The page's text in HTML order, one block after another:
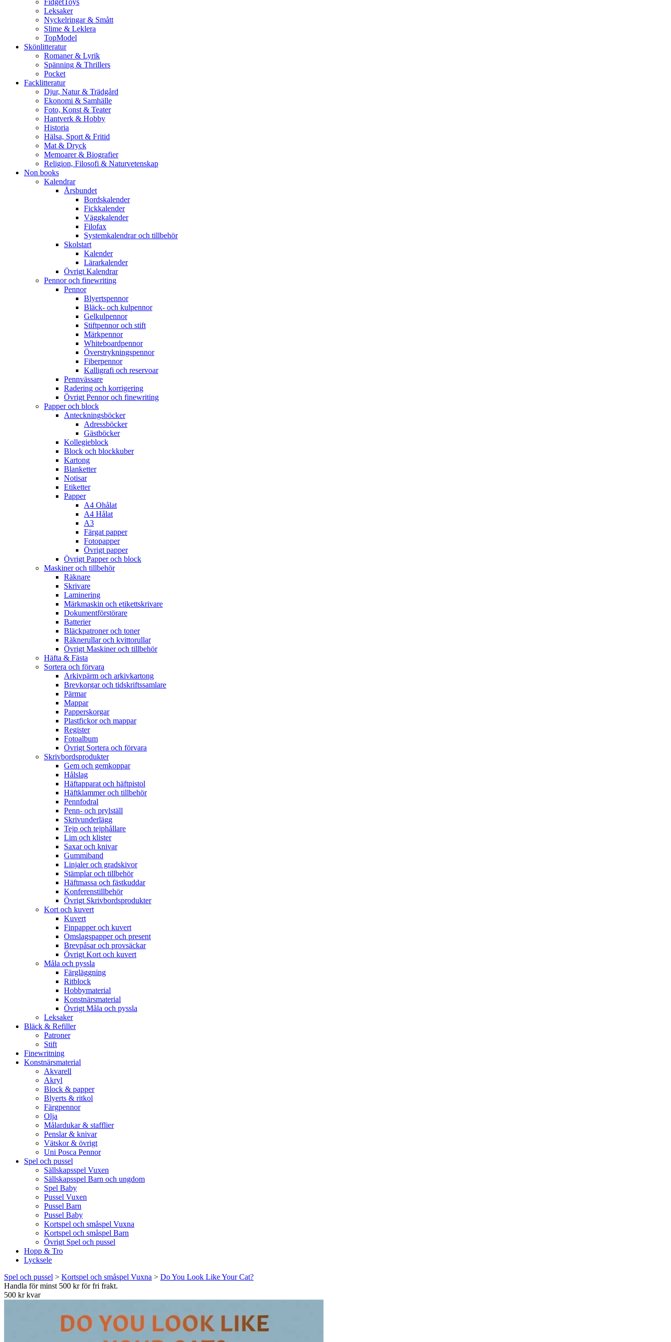
FidgetToys
Leksaker
Nyckelringar & Smått
Slime & Leklera
TopModel
Skönlitteratur
Romaner & Lyrik
Spänning & Thrillers
Pocket
Facklitteratur
Djur, Natur & Trädgård
Ekonomi & Samhälle
Foto, Konst & Teater
Hantverk & Hobby
Historia
Hälsa, Sport & Fritid
Mat & Dryck
Memoarer & Biografier
Religion, Filosofi & Naturvetenskap
Non books
Kalendrar
Årsbundet
Bordskalender
Fickkalender
Väggkalender
Filofax
Systemkalendrar och tillbehör
Skolstart
Kalender
Lärarkalender
Övrigt Kalendrar
Pennor och finewriting
Pennor
Blyertspennor
Bläck- och kulpennor
Gelkulpennor
Stiftpennor och stift
Märkpennor
Whiteboardpennor
Överstrykningspennor
Fiberpennor
Kalligrafi och reservoar
Pennvässare
Radering och korrigering
Övrigt Pennor och finewriting
Papper och block
Anteckningsböcker
Adressböcker
Gästböcker
Kollegieblock
Block och blockkuber
Kartong
Blanketter
Notisar
Etiketter
Papper
A4 Ohålat
A4 Hålat
A3
Färgat papper
Fotopapper
Övrigt papper
Övrigt Papper och block
Maskiner och tillbehör
Räknare
Skrivare
Laminering
Märkmaskin och etikettskrivare
Dokumentförstörare
Batterier
Bläckpatroner och toner
Räknerullar och kvittorullar
Övrigt Maskiner och tillbehör
Häfta & Fästa
Sortera och förvara
Arkivpärm och arkivkartong
Brevkorgar och tidskriftssamlare
Pärmar
Mappar
Papperskorgar
Plastfickor och mappar
Register
Fotoalbum
Övrigt Sortera och förvara
Skrivbordsprodukter
Gem och gemkoppar
Hålslag
Häftapparat och häftpistol
Häftklammer och tillbehör
Pennfodral
Penn- och prylställ
Skrivunderlägg
Tejp och tejphållare
Lim och klister
Saxar och knivar
Gummiband
Linjaler och gradskivor
Stämplar och tillbehör
Häftmassa och fästkuddar
Konferenstillbehör
Övrigt Skrivbordsprodukter
Kort och kuvert
Kuvert
Finpapper och kuvert
Omslagspapper och present
Brevpåsar och provsäckar
Övrigt Kort och kuvert
Måla och pyssla
Färgläggning
Ritblock
Hobbymaterial
Konstnärsmaterial
Övrigt Måla och pyssla
Leksaker
Bläck & Refiller
Patroner
Stift
Finewritning
Konstnärsmaterial
Akvarell
Akryl
Block & papper
Blyerts & ritkol
Färgpennor
Olja
Målardukar & stafflier
Penslar & knivar
Vätskor & övrigt
Uni Posca Pennor
Spel och pussel
Sällskapsspel Vuxen
Sällskapsspel Barn och ungdom
Spel Baby
Pussel Vuxen
Pussel Barn
Pussel Baby
Kortspel och småspel Vuxna
Kortspel och småspel Barn
Övrigt Spel och pussel
Hopp & Tro
Lycksele
Spel och pussel > Kortspel och småspel Vuxna > Do You Look Like Your Cat?
Handla för minst 500 kr för fri frakt.
500 kr kvar